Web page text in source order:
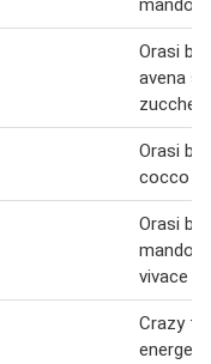
Orasi
avena
Orasi
cocco 1
Orasi
vivace 1
Crazy